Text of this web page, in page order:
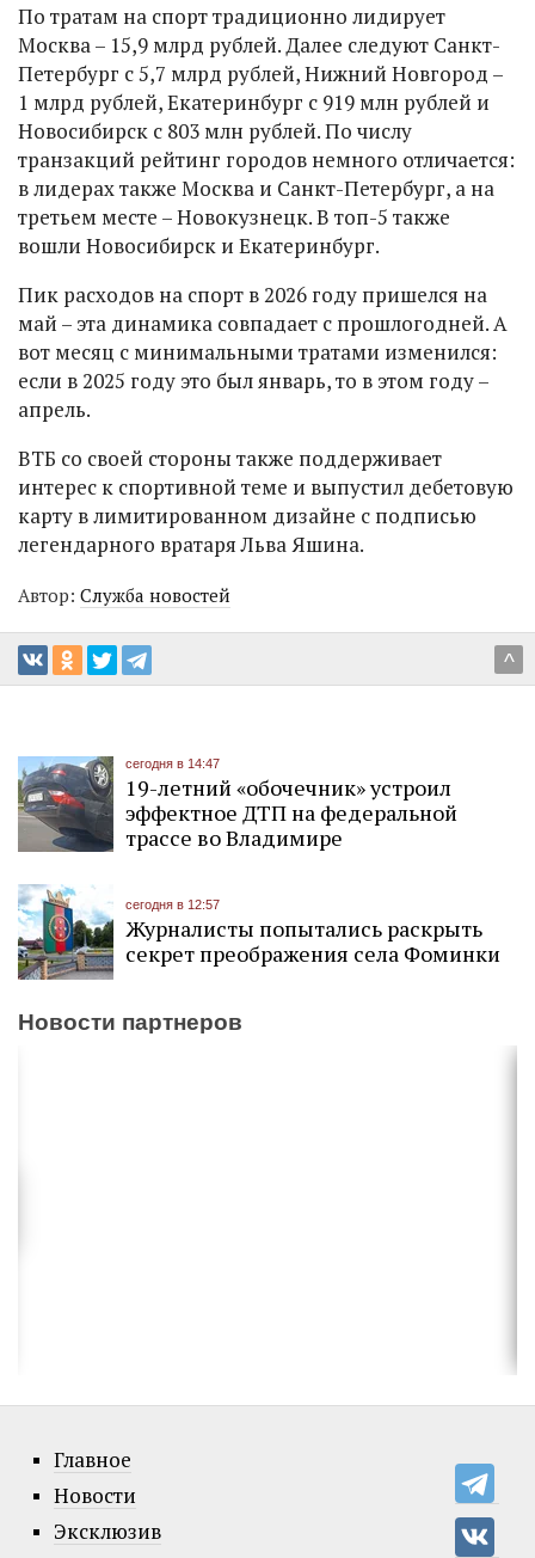
По тратам на спорт традиционно лидирует
Москва – 15,9 млрд рублей. Далее следуют Санкт-
Петербург с 5,7 млрд рублей, Нижний Новгород –
1 млрд рублей, Екатеринбург с 919 млн рублей и
Новосибирск с 803 млн рублей. По числу
транзакций рейтинг городов немного отличается:
в лидерах также Москва и Санкт-Петербург, а на
третьем месте – Новокузнецк. В топ-5 также
вошли Новосибирск и Екатеринбург.
Пик расходов на спорт в 2026 году пришелся на
май – эта динамика совпадает с прошлогодней. А
вот месяц с минимальными тратами изменился:
если в 2025 году это был январь, то в этом году –
апрель.
ВТБ со своей стороны также поддерживает
интерес к спортивной теме и выпустил дебетовую
карту в лимитированном дизайне с подписью
легендарного вратаря Льва Яшина.
Автор: Служба новостей
^
сегодня в 14:47
19-летний «обочечник» устроил
эффектное ДТП на федеральной
трассе во Владимире
сегодня в 12:57
Журналисты попытались раскрыть
секрет преображения села Фоминки
Новости партнеров
Главное
Новости
Эксклюзив